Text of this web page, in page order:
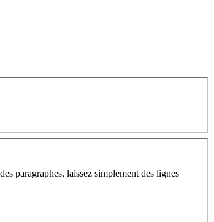
paragraphes, laissez simplement des lignes